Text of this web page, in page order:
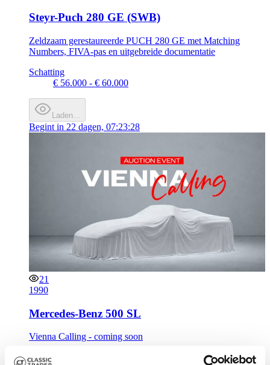
Steyr-Puch 280 GE (SWB)
Zeldzaam gerestaureerde PUCH 280 GE met Matching
Numbers, FIVA-pas en uitgebreide documentatie
Schatting
€ 56.000 - € 60.000
Laden…
Begint in 22 dagen, 07:23:28
21
1990
Mercedes-Benz 500 SL
Vienna Calling - coming soon
Schatting